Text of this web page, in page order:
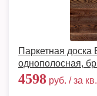
Паркетная
однополосная,
4598 руб. / за